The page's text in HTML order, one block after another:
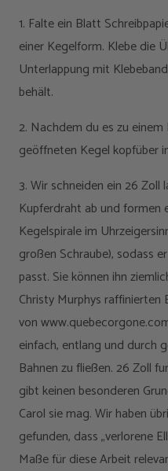
1. Falte ein Blatt
einer Kegelform. Klebe die
Unterlappung mit
behält.
2. Nachdem du es zu
geöffneten Kegel kopfüber
3. Wir schneiden ein 26 Zoll
Kupferdraht ab und formen
Kegelspirale im
großen Schraube), sodass
passt. Sie können ihn
Christy Murphys
von
einfach, entlang und durch
Bahnen zu fließen. 26 Zoll
gibt keinen besonderen
Carol sie mag. Wir haben
gefunden, dass „verlorene
Maße für diese Arbeit